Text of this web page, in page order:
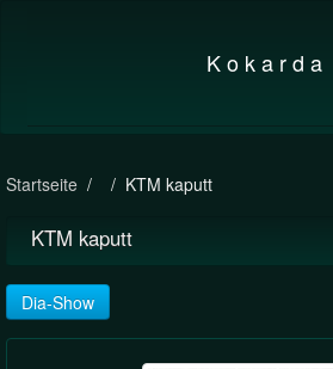
K o k a r d a
Startseite KTM kaputt
KTM kaputt
Dia-Show